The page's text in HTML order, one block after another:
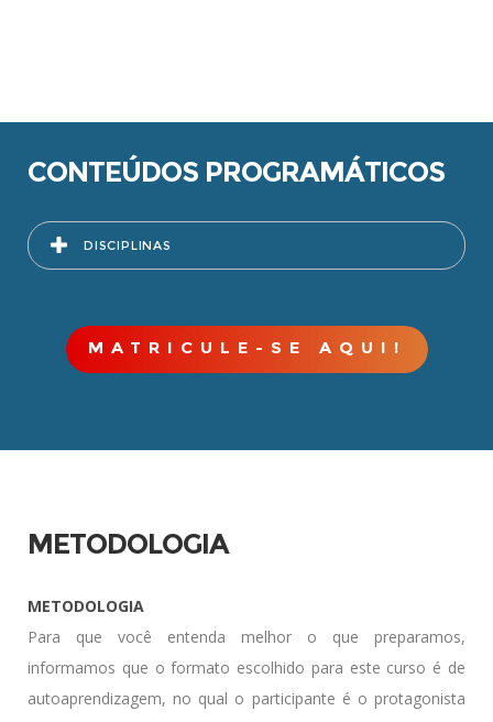
CONTEÚDOS PROGRAMÁTICOS
DISCIPLINAS
MATRICULE-SE AQUI!
METODOLOGIA
METODOLOGIA
Para que você entenda melhor o que preparamos,
informamos que o formato escolhido para este curso é de
autoaprendizagem, no qual o participante é o protagonista